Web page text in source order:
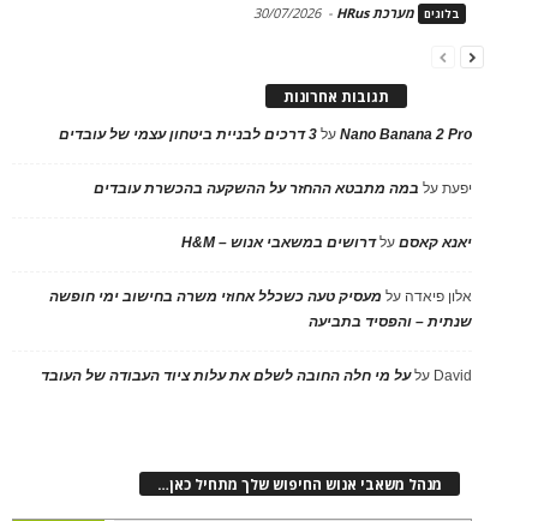
בלוגים מערכת HRus -
30/07/2026
תגובות אחרונות
Nano Banana 2 Proעל 3 דרכים לבניית ביטחון עצמי של עובדים
יפעתעל במה מתבטא ההחזר על ההשקעה בהכשרת עובדים
יאנא קאסםעלדרושים במשאבי אנוש – H&M
אלון פיאדה על מעסיק טעה כשכלל אחוזי משרה בחישוב ימי חופשה
שנתית – והפסיד בתביעה
David עלעל מי חלה החובה לשלם את עלות ציוד העבודה של העובד
מנהל משאבי אנוש החיפוש שלך מתחיל כאן…